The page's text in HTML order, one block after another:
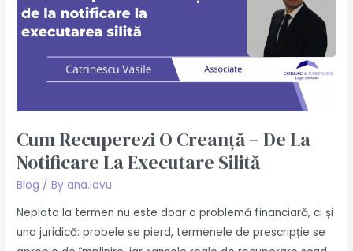
Cum Recuperezi O Creanță – De La
Notificare La Executare Silită
Blog / By ana.iovu
Neplata la termen nu este doar o problemă financiară, ci și
una juridică: probele se pierd, termenele de prescripție se
la
executare